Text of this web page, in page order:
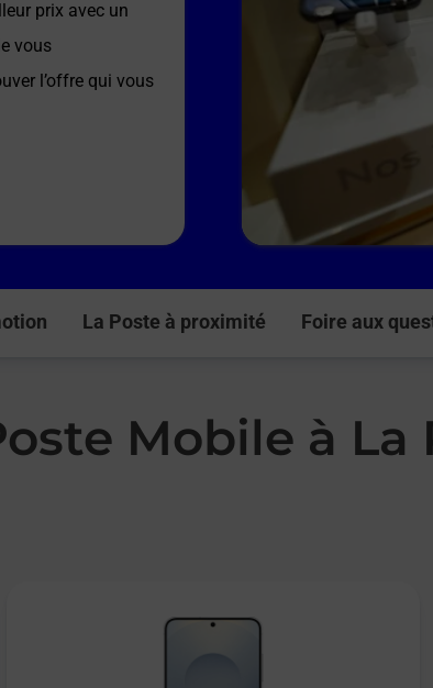
prix avec un
vous
l’offre qui vous
La Poste à proximité Foire aux
Mobile à La